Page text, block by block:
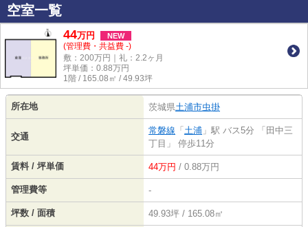
空室一覧
44万円 NEW
(管理費・共益費 -)
敷：200万円｜礼：2.2ヶ月
坪単価： 0.88万円
1階 / 165.08㎡ / 49.93坪
所在地 茨城県土浦市虫掛
交通
常磐線 「 土浦 」駅 バス5分 「田中三
丁目」 停歩11分
賃料 / 坪単価 44万円 / 0.88万円
管理費等 -
坪数 / 面積 49.93坪 / 165.08㎡